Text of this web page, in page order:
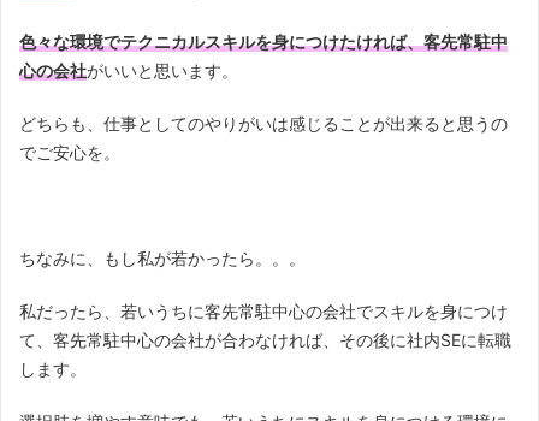
色々な環境でテクニカルスキルを身につけたければ、客先常駐中
心の会社がいいと思います。
どちらも、仕事としてのやりがいは感じることが出来ると思うの
でご安心を。
ちなみに、もし私が若かったら。。。
私だったら、若いうちに客先常駐中心の会社でスキルを身につけ
て、客先常駐中心の会社が合わなければ、その後に社内SEに転職
します。